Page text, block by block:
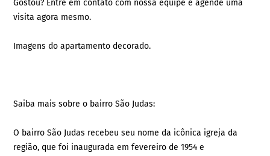
Gostou? Entre em contato com nossa equipe e agende uma
visita agora mesmo.
Imagens do apartamento decorado.
Saiba mais sobre o bairro São Judas:
O bairro São Judas recebeu seu nome da icônica igreja da
região, que foi inaugurada em fevereiro de 1954 e